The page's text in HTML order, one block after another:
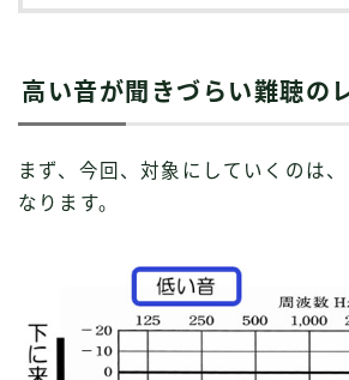
高い音が聞きづらい難聴の
まず、今回、対象にしていくのは
なります。